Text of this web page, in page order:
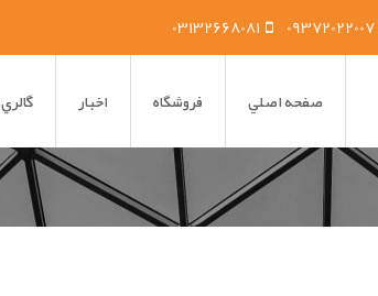
03132668081 09372022007
صفحه اصلي فروشگاه اخبار گالري